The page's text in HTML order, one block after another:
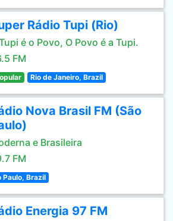
Rádio Tupi (Rio)
é o Povo, O Povo é a Tupi.
FM
Rio de Janeiro, Brazil
Nova Brasil FM (São
e Brasileira
FM
Paulo, Brazil
Energia 97 FM